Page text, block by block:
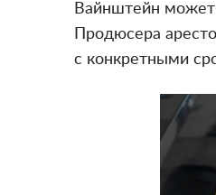
Вайнштейн
Продюсера
с конкретными